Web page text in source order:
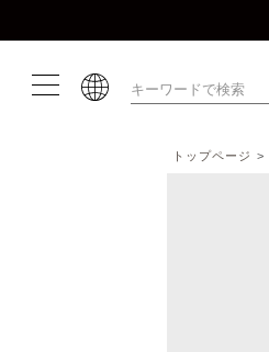
トップページ